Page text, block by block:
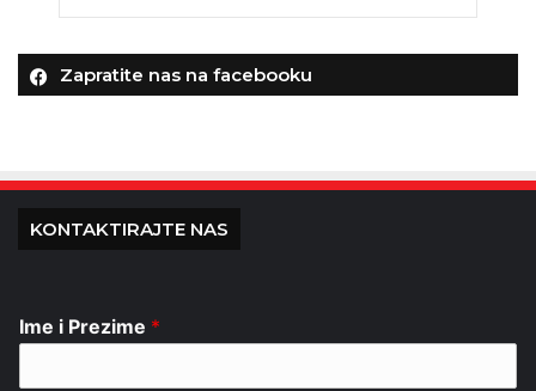
Zapratite nas na facebooku
KONTAKTIRAJTE NAS
Ime i Prezime *